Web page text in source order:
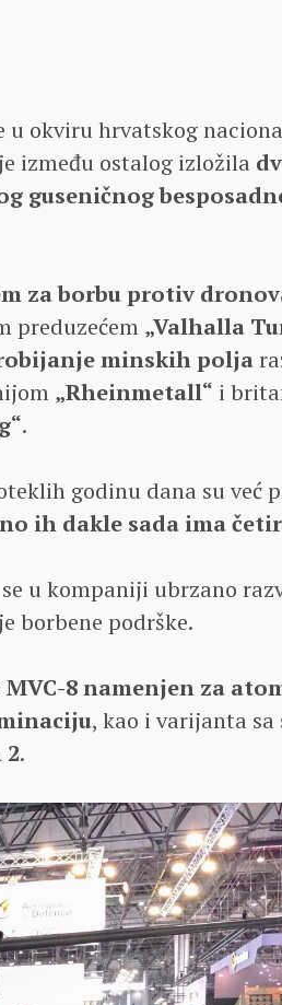
u okviru hrvatskog
između ostalog izložila
guseničnog
za borbu protiv
preduzećem „Valhalla
minskih polja
„Rheinmetall“ i
.
godinu dana su već
ih dakle sada ima
u kompaniji ubrzano
borbene podrške.
MVC-8 namenjen za
, kao i varijanta sa
.